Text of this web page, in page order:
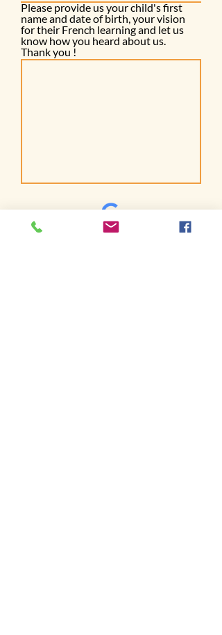
Please provide us your child's first
name and date of birth, your vision
for their French learning and let us
know how you heard about us.
Thank you !